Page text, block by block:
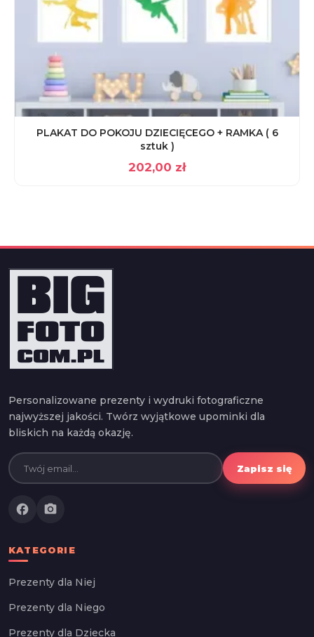
PLAKAT DO POKOJU DZIECIĘCEGO + RAMKA ( 6
sztuk )
202,00 zł
Personalizowane prezenty i wydruki fotograficzne
najwyższej jakości. Twórz wyjątkowe upominki dla
bliskich na każdą okazję.
Zapisz się
facebook photo_camera
KATEGORIE
Prezenty dla Niej
Prezenty dla Niego
Prezenty dla Dziecka